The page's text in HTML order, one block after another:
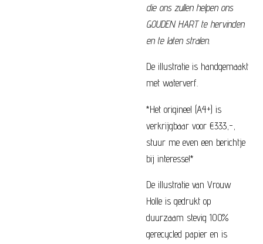
die ons zullen helpen ons
GOUDEN HART te hervinden
en te laten stralen.
De illustratie is handgemaakt
met waterverf.
*Het origineel (A4+) is
verkrijgbaar voor €333,-,
stuur me even een berichtje
bij interesse!*
De illustratie van Vrouw
Holle is gedrukt op
duurzaam stevig 100%
gerecycled papier en is